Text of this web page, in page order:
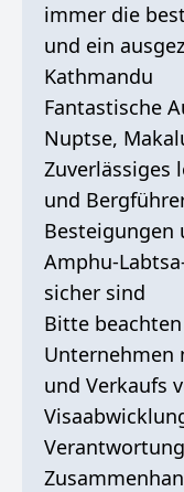
immer die
und ein
Kathmandu
Fantastische
Nuptse,
Zuverlässiges
und
Besteigungen
Amphu-
sicher sind
Bitte
Unternehmen
und Verkaufs